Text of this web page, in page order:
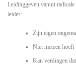
Leidinggeven vanuit
leider:
Zijn eigen
Niet meteen
Kan verdragen